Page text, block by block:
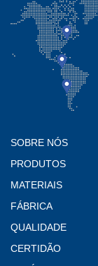
SOBRE NÓS
PRODUTOS
MATERIAIS
FÁBRICA
QUALIDADE
CERTIDÃO